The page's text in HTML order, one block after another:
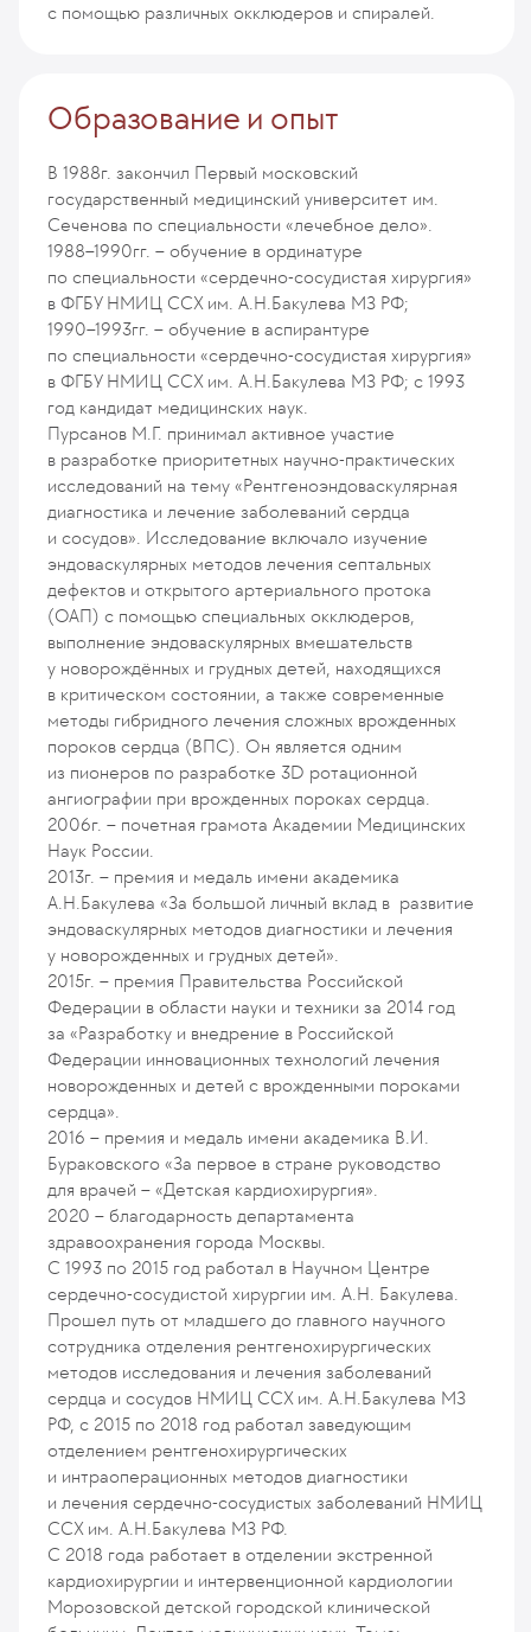
с помощью различных окклюдеров и спиралей.
Образование и опыт
В 1988г. закончил Первый московский
государственный медицинский университет им.
Сеченова по специальности «лечебное дело».
1988–1990гг. – обучение в ординатуре
по специальности «сердечно-сосудистая хирургия»
в ФГБУ НМИЦ ССХ им. А.Н.Бакулева МЗ РФ;
1990–1993гг. – обучение в аспирантуре
по специальности «сердечно-сосудистая хирургия»
в ФГБУ НМИЦ ССХ им. А.Н.Бакулева МЗ РФ; с 1993
год кандидат медицинских наук.
Пурсанов М.Г. принимал активное участие
в разработке приоритетных научно-практических
исследований на тему «Рентгеноэндоваскулярная
диагностика и лечение заболеваний сердца
и сосудов». Исследование включало изучение
эндоваскулярных методов лечения септальных
дефектов и открытого артериального протока
(ОАП) с помощью специальных окклюдеров,
выполнение эндоваскулярных вмешательств
у новорождённых и грудных детей, находящихся
в критическом состоянии, а также современные
методы гибридного лечения сложных врожденных
пороков сердца (ВПС). Он является одним
из пионеров по разработке 3D ротационной
ангиографии при врожденных пороках сердца.
2006г. – почетная грамота Академии Медицинских
Наук России.
2013г. – премия и медаль имени академика
А.Н.Бакулева «За большой личный вклад в развитие
эндоваскулярных методов диагностики и лечения
у новорожденных и грудных детей».
2015г. – премия Правительства Российской
Федерации в области науки и техники за 2014 год
за «Разработку и внедрение в Российской
Федерации инновационных технологий лечения
новорожденных и детей с врожденными пороками
сердца».
2016 – премия и медаль имени академика В.И.
Бураковского «За первое в стране руководство
для врачей – «Детская кардиохирургия».
2020 – благодарность департамента
здравоохранения города Москвы.
С 1993 по 2015 год работал в Научном Центре
сердечно-сосудистой хирургии им. А.Н. Бакулева.
Прошел путь от младшего до главного научного
сотрудника отделения рентгенохирургических
методов исследования и лечения заболеваний
сердца и сосудов НМИЦ ССХ им. А.Н.Бакулева МЗ
РФ, с 2015 по 2018 год работал заведующим
отделением рентгенохирургических
и интраоперационных методов диагностики
и лечения сердечно-сосудистых заболеваний НМИЦ
ССХ им. А.Н.Бакулева МЗ РФ.
С 2018 года работает в отделении экстренной
кардиохирургии и интервенционной кардиологии
Морозовской детской городской клинической